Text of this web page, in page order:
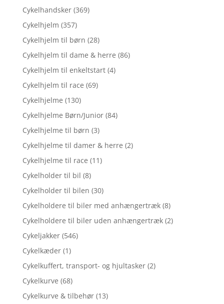
Cykelhandsker (369)
Cykelhjelm (357)
Cykelhjelm til børn (28)
Cykelhjelm til dame & herre (86)
Cykelhjelm til enkeltstart (4)
Cykelhjelm til race (69)
Cykelhjelme (130)
Cykelhjelme Børn/Junior (84)
Cykelhjelme til børn (3)
Cykelhjelme til damer & herre (2)
Cykelhjelme til race (11)
Cykelholder til bil (8)
Cykelholder til bilen (30)
Cykelholdere til biler med anhængertræk (8)
Cykelholdere til biler uden anhængertræk (2)
Cykeljakker (546)
Cykelkæder (1)
Cykelkuffert, transport- og hjultasker (2)
Cykelkurve (68)
Cykelkurve & tilbehør (13)